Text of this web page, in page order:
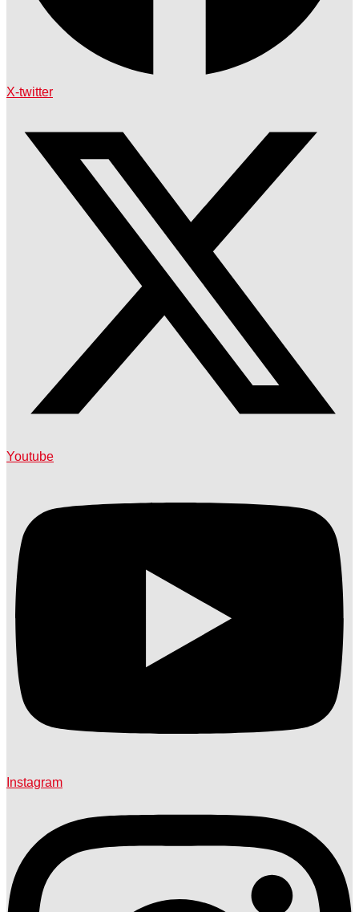
X-twitter
Youtube
Instagram